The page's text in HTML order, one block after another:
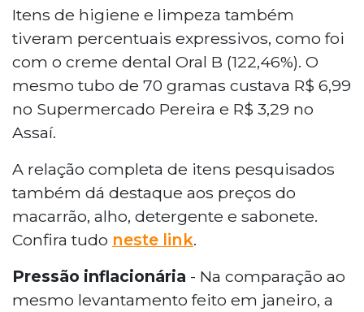
Itens de higiene e limpeza também
tiveram percentuais expressivos, como foi
com o creme dental Oral B (122,46%). O
mesmo tubo de 70 gramas custava R$ 6,99
no Supermercado Pereira e R$ 3,29 no
Assaí.
A relação completa de itens pesquisados
também dá destaque aos preços do
macarrão, alho, detergente e sabonete.
Confira tudo neste link.
Pressão inflacionária - Na comparação ao
mesmo levantamento feito em janeiro, a